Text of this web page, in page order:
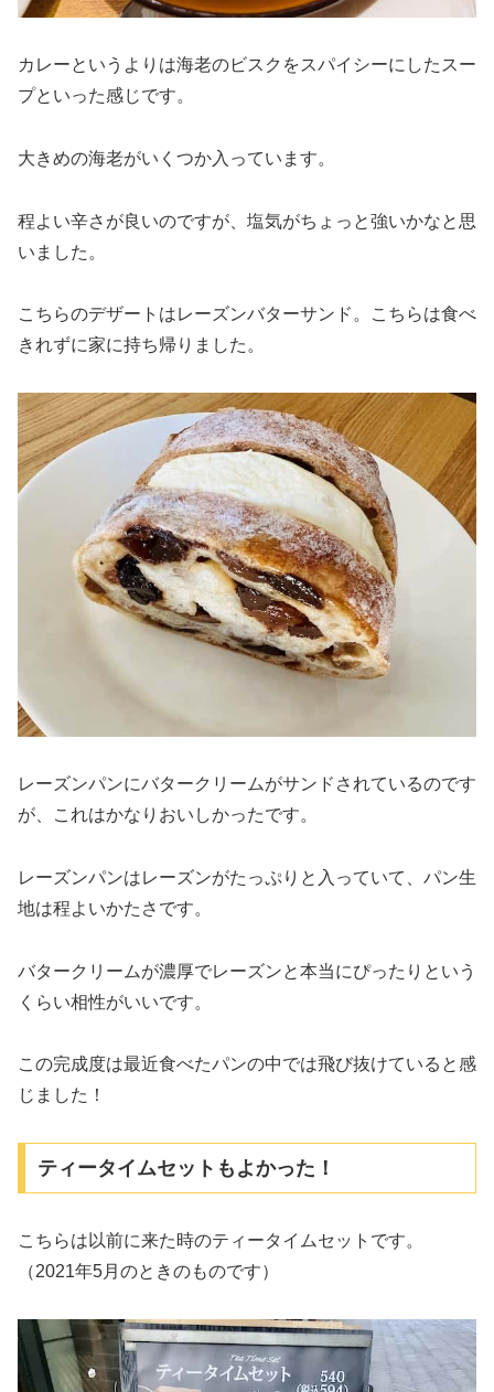
カレーというよりは海老のビスクをスパイシーにしたスー
プといった感じです。
大きめの海老がいくつか入っています。
程よい辛さが良いのですが、塩気がちょっと強いかなと思
いました。
こちらのデザートはレーズンバターサンド。こちらは食べ
きれずに家に持ち帰りました。
レーズンパンにバタークリームがサンドされているのです
が、これはかなりおいしかったです。
レーズンパンはレーズンがたっぷりと入っていて、パン生
地は程よいかたさです。
バタークリームが濃厚でレーズンと本当にぴったりという
くらい相性がいいです。
この完成度は最近食べたパンの中では飛び抜けていると感
じました！
ティータイムセットもよかった！
こちらは以前に来た時のティータイムセットです。
（2021年5月のときのものです）